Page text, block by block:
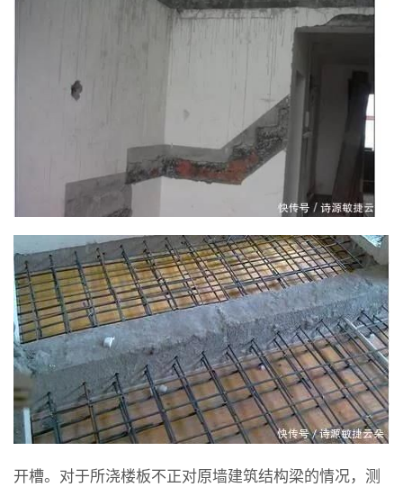
开槽。对于所浇楼板不正对原墙建筑结构梁的情况，测